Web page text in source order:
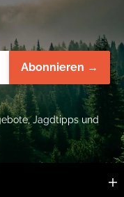
Abonnieren →
Jagdtipps und